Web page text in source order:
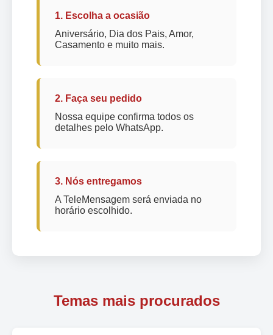
1. Escolha a ocasião
Aniversário, Dia dos Pais, Amor,
Casamento e muito mais.
2. Faça seu pedido
Nossa equipe confirma todos os
detalhes pelo WhatsApp.
3. Nós entregamos
A TeleMensagem será enviada no
horário escolhido.
Temas mais procurados